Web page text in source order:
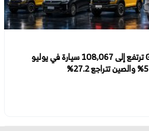
مبيعات جريت وول موتور GWM ترتفع إلى 108,067 سيارة في يوليو